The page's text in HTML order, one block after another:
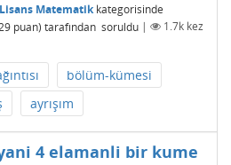
Lisans Matematikkategorisinde
29puan) tarafından soruldu | 1.7kkez
bölüm-kümesi
ayrışım
4 elamanli bir kume